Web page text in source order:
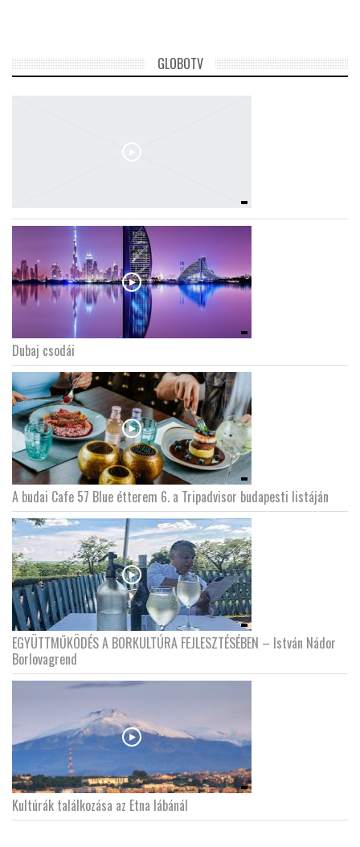
GLOBOTV
Dubaj csodái
A budai Cafe 57 Blue étterem 6. a Tripadvisor budapesti listáján
EGYÜTTMŰKÖDÉS A BORKULTÚRA FEJLESZTÉSÉBEN – István Nádor
Borlovagrend
Kultúrák találkozása az Etna lábánál